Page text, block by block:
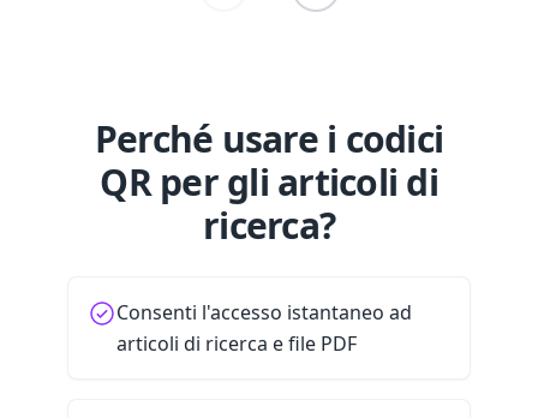
Perché usare i codici
QR per gli articoli di
ricerca?
Consenti l'accesso istantaneo ad
articoli di ricerca e file PDF